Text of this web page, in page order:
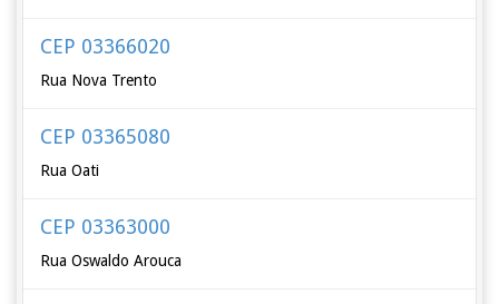
CEP 03366020
Rua Nova Trento
CEP 03365080
Rua Oati
CEP 03363000
Rua Oswaldo Arouca